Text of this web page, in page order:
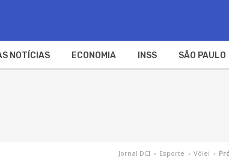
NOTÍCIAS ECONOMIA INSS SÃO PAULO
Jornal DCI › Esporte › Vôlei ›